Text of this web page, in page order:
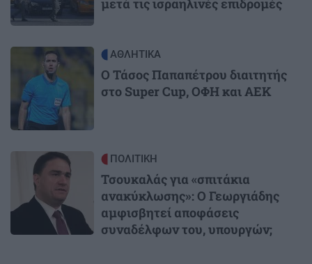
μετά τις ισραηλινές επιδρομές
ΑΘΛΗΤΙΚΑ
Ο Τάσος Παπαπέτρου διαιτητής
στο Super Cup, ΟΦΗ και ΑΕΚ
Image ΠΟΛΙΤΙΚΗ
Τσουκαλάς για «σπιτάκια
ανακύκλωσης»: Ο Γεωργιάδης
αμφισβητεί αποφάσεις
συναδέλφων του, υπουργών;